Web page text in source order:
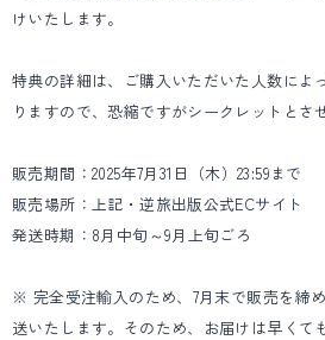
けいたします。
特典の詳細は、ご購入いただいた人数によ
りますので、恐縮ですがシークレットとさ
販売期間：2025年7月31日（木）23:59まで
販売場所：上記・逆旅出版公式ECサイト
発送時期：8月中旬～9月上旬ごろ
※ 完全受注輸入のため、7月末で販売を締
送いたします。そのため、お届けは早くて